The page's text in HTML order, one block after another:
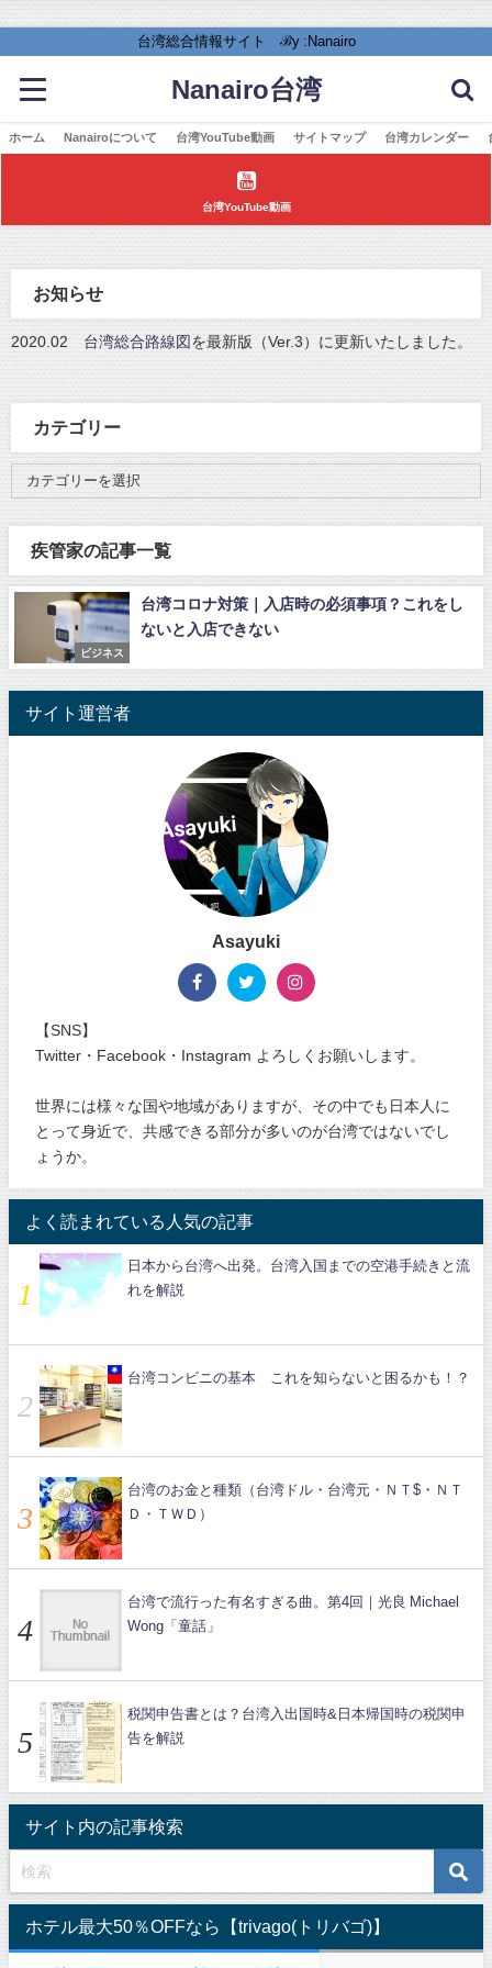
台湾総合情報サイト ℬy :Nanairo
Nanairo台湾
ホーム Nanairoについて 台湾YouTube動画 サイトマップ 台湾カレンダー
台湾YouTube動画
お知らせ
2020.02 台湾総合路線図 を最新版（Ver.3）に更新いたしました。
カテゴリー
疾管家の記事一覧
ビジネス
台湾コロナ対策｜入店時の必須事項？これをし
ないと入店できない
サイト運営者
Asayuki
【SNS】
Twitter・Facebook・Instagram よろしくお願いします。
世界には様々な国や地域がありますが、その中でも日本人に
とって身近で、共感できる部分が多いのが台湾ではないでし
ょうか。
よく読まれている人気の記事
日本から台湾へ出発。台湾入国までの空港手続きと流
れを解説
台湾コンビニの基本 これを知らないと困るかも！？
台湾のお金と種類（台湾ドル・台湾元・ＮＴ$・ＮＴ
Ｄ・ＴＷＤ）
台湾で流行った有名すぎる曲。第4回｜光良 Michael
Wong「童話」
税関申告書とは？台湾入出国時&日本帰国時の税関申
告を解説
サイト内の記事検索
ホテル最大50％OFFなら【trivago(トリバゴ)】